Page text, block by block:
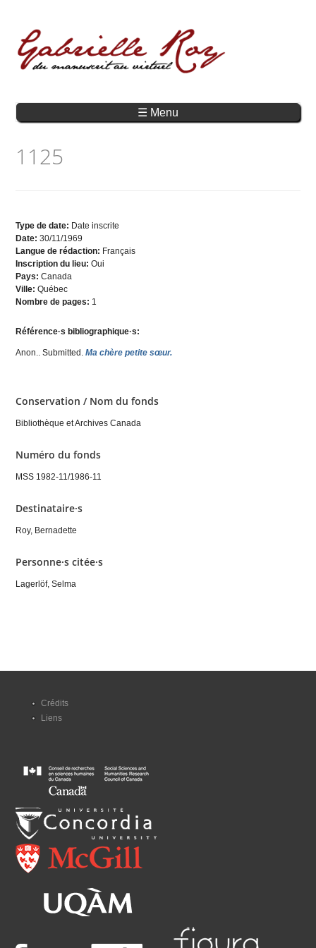
☰ Menu
1125
Type de date: Date inscrite
Date:30/11/1969
Langue de rédaction: Français
Inscription du lieu:Oui
Pays:Canada
Ville:Québec
Nombre de pages: 1
Référence·s bibliographique·s:
Anon.. Submitted.Ma chère petite sœur.
Conservation / Nom du fonds
Bibliothèque et Archives Canada
Numéro du fonds
MSS 1982-11/1986-11
Destinataire·s
Roy, Bernadette
Personne·s citée·s
Lagerlöf, Selma
Crédits
Liens